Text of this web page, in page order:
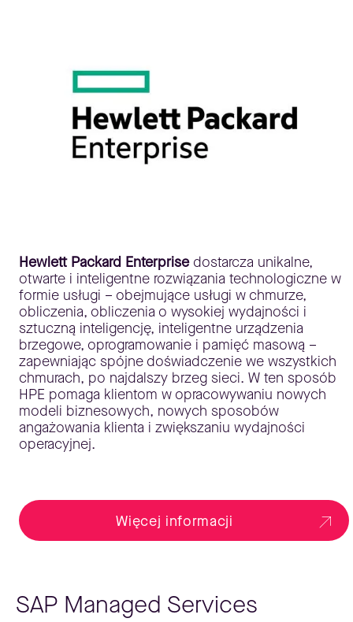
Hewlett Packard Enterprisedostarcza unikalne,
otwarte i inteligentne rozwiązania technologiczne w
formie usługi – obejmujące usługi w chmurze,
obliczenia, obliczenia o wysokiej wydajności i
sztuczną inteligencję, inteligentne urządzenia
brzegowe, oprogramowanie i pamięć masową –
zapewniając spójne doświadczenie we wszystkich
chmurach, po najdalszy brzeg sieci. W ten sposób
HPE pomaga klientom w opracowywaniu nowych
modeli biznesowych, nowych sposobów
angażowania klienta i zwiększaniu wydajności
operacyjnej.
Więcej informacji
SAP Managed Services